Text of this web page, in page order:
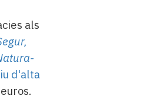
als
d'alta